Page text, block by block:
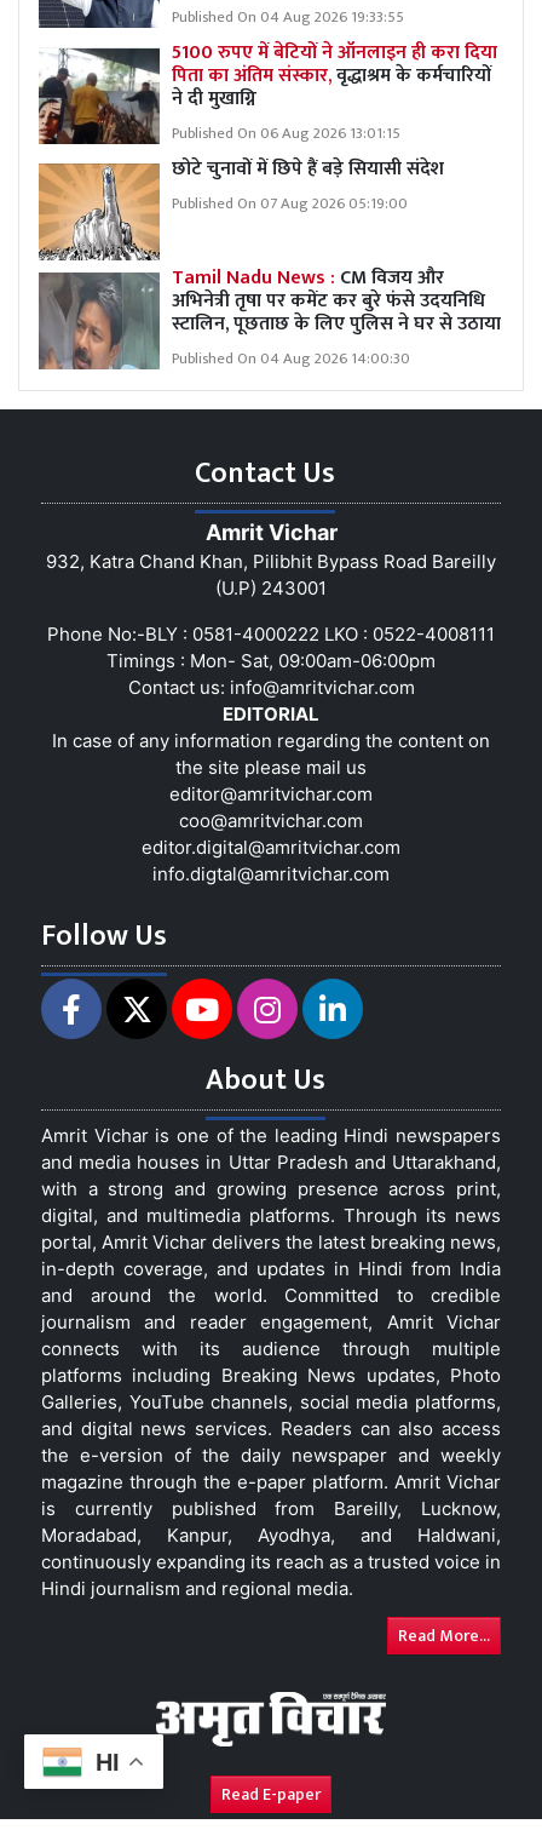
HI
Published On 04 Aug 2026 19:33:55
5100 रुपए में बेटियों ने ऑनलाइन ही करा दिया
पिता का अंतिम संस्कार,वृद्धाश्रम के कर्मचारियों
ने दी मुखाग्नि
Published On 06 Aug 2026 13:01:15
छोटे चुनावों में छिपे हैं बड़े सियासी संदेश
Published On 07 Aug 2026 05:19:00
Tamil Nadu News : CM विजय और
अभिनेत्री तृषा पर कमेंट कर बुरे फंसे उदयनिधि
स्टालिन, पूछताछ के लिए पुलिस ने घर से उठाया
Published On 04 Aug 2026 14:00:30
Contact Us
Amrit Vichar
932, Katra Chand Khan, Pilibhit Bypass Road Bareilly
(U.P) 243001
Phone No:-BLY : 0581-4000222 LKO : 0522-4008111
Timings : Mon- Sat, 09:00am-06:00pm
Contact us: info@amritvichar.com
EDITORIAL
In case of any information regarding the content on
the site please mail us
editor@amritvichar.com
coo@amritvichar.com
editor.digital@amritvichar.com
info.digtal@amritvichar.com
Follow Us
About Us
Amrit Vichar is one of the leading Hindi newspapers
and media houses in Uttar Pradesh and Uttarakhand,
with a strong and growing presence across print,
digital, and multimedia platforms. Through its news
portal, Amrit Vichar delivers the latest breaking news,
in-depth coverage, and updates in Hindi from India
and around the world. Committed to credible
journalism and reader engagement, Amrit Vichar
connects with its audience through multiple
platforms including Breaking News updates, Photo
Galleries, YouTube channels, social media platforms,
and digital news services. Readers can also access
the e-version of the daily newspaper and weekly
magazine through the e-paper platform. Amrit Vichar
is currently published from Bareilly, Lucknow,
Moradabad, Kanpur, Ayodhya, and Haldwani,
continuously expanding its reach as a trusted voice in
Hindi journalism and regional media.
Read More...
Read E-paper